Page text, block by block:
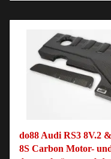
do88 Audi RS3 8V.2
8S Carbon Motor-